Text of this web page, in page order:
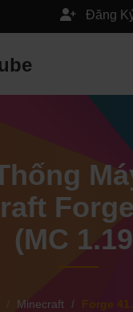
Đăng
(MC
Minecraft Forge